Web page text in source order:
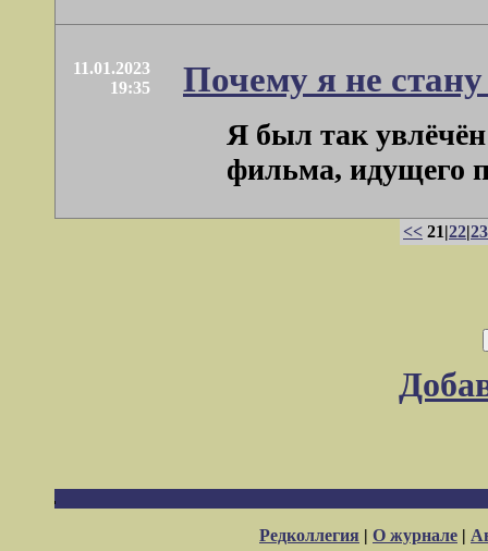
11.01.2023
19:35
Почему я не
Я был так
фильма, идущего
<< 21|22|23
Редколлегия | О журнале |